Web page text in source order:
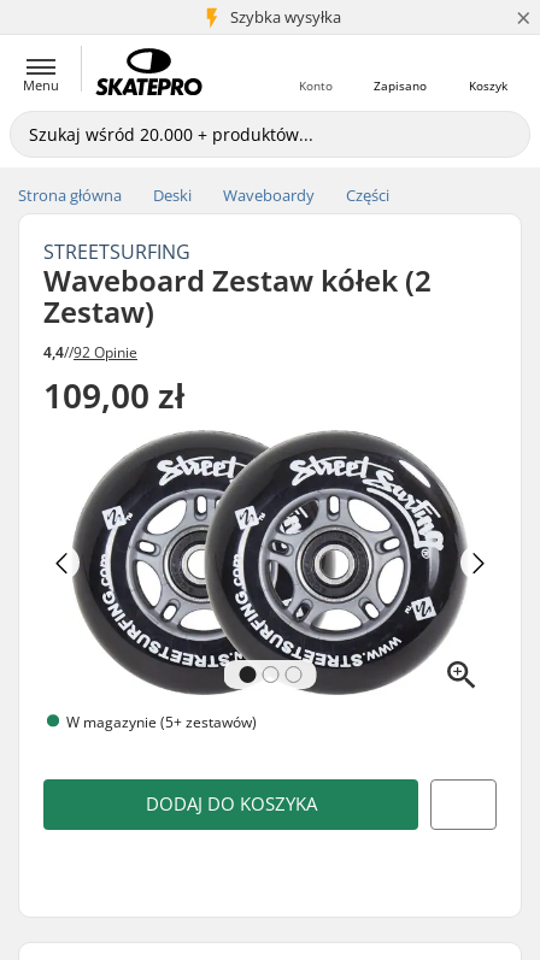
Szybka wysyłka
5+ mln klientów ×
Menu Koszyk
Zapisano
Konto
Strona główna Deski Waveboardy Części
STREETSURFING
Waveboard Zestaw kółek (2
Zestaw)
4,4//92 Opinie
109,00 zł
W magazynie (5+ zestawów)
DODAJ DO KOSZYKA